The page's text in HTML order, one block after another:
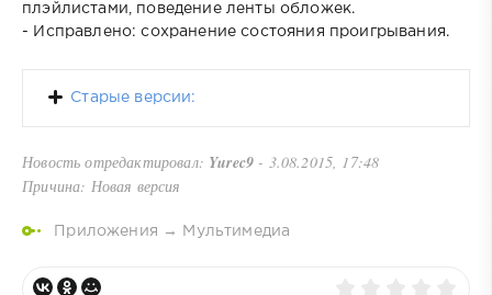
плэйлистами, поведение ленты обложек.
- Исправлено: сохранение состояния проигрывания.
Старые версии:
Новость отредактировал: Yurec9 - 3.08.2015, 17:48
Причина: Новая версия
Приложения → Мультимедиа